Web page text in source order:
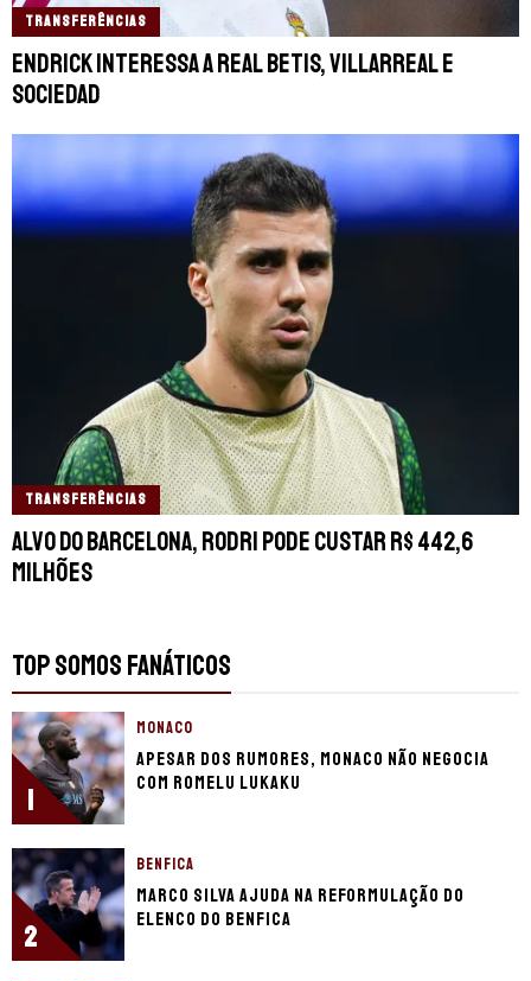
TRANSFERÊNCIAS
Endrick interessa a Real Betis, Villarreal e
Sociedad
TRANSFERÊNCIAS
Alvo do Barcelona, Rodri pode custar R$ 442,6
milhões
TOP SOMOS FANÁTICOS
1
MONACO
Apesar dos rumores, Monaco não negocia
com Romelu Lukaku
2
BENFICA
Marco Silva ajuda na reformulação do
elenco do Benfica